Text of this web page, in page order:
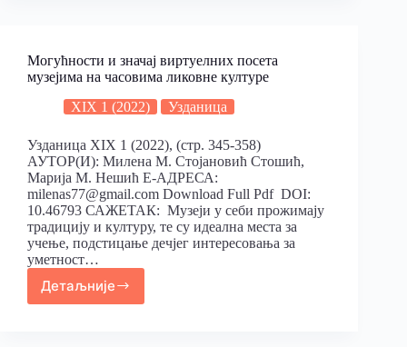
Могућности и значај виртуелних посета
музејима на часовима ликовне културе
XIX 1 (2022)
Узданица
Узданица XIX 1 (2022), (стр. 345-358)
АУТОР(И): Милена М. Стојановић Стошић,
Марија М. Нешић Е-АДРЕСА:
milenas77@gmail.com Download Full Pdf DOI:
10.46793 САЖЕТАК: Музеји у себи прожимају
традицију и културу, те су идеална места за
учење, подстицање дечјег интересовања за
уметност…
Детаљније